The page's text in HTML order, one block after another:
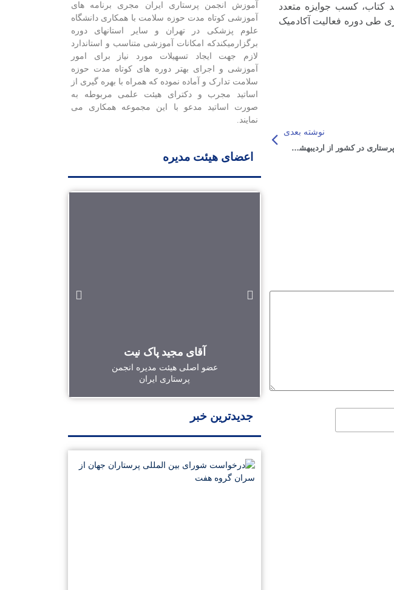
حدود 30 پایان نامه کارشناسی ارشد و دکتری تخصصی، چاپ 4 جلد کتاب، کسب جوایزه متعدد
طی دوره فعالیت آکادمیک
نوشته بعدی
راه اندازی سامانه جامع مدیریت پرستاری در کشور از اردیبهشت 95
آموزش انجمن پرستاری ایران مجری برنامه های
آموزشی کوتاه مدت حوزه سلامت با همکاری دانشگاه
علوم پزشکی در تهران و سایر استانهای دوره
برگزارمیکندکه امکانات آموزشی متناسب و استاندارد
لازم جهت ایجاد تسهیلات مورد نیاز برای امور
آموزشی و اجرای بهتر دوره های کوتاه مدت حوزه
سلامت تدارک و آماده نموده که همراه با بهره گیری از
اساتید مجرب و دکترای هیئت علمی مربوطه به
صورت اساتید مدعو با این مجموعه همکاری می
نمایند.
اعضای هیئت مدیره
آقای مجید پاک نیت
عضو اصلی هیئت مدیره انجمن
پرستاری ایران
جدیدترین خبر